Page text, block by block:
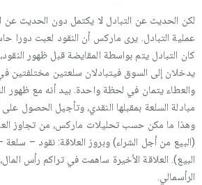
لكن الحديث عن التبادل لا يكتمل دون الحديث عن
عملية التبادل. يرى ماركس أن النقود لعبت دورا
كان التبادل يتم بواسطة المقايضة قبل ظهور
يدخلان إلى السوق فيتبادلان سلعتين مختلفتين
والعطاء يتمان في لحظة واحدة. بيد أنه مع ظهور
مبادلة السلعة بمقبلها النقدي، وتأجيل الحصول على
وهذا ما مكن حسب تحليلات ماركس، من تجاوز
(البيع من أجل الشراء) وبروز العلاقة: نقود –
البيع). العلاقة الأخيرة ساهمت في تراكم رأس
الرأسمالي.